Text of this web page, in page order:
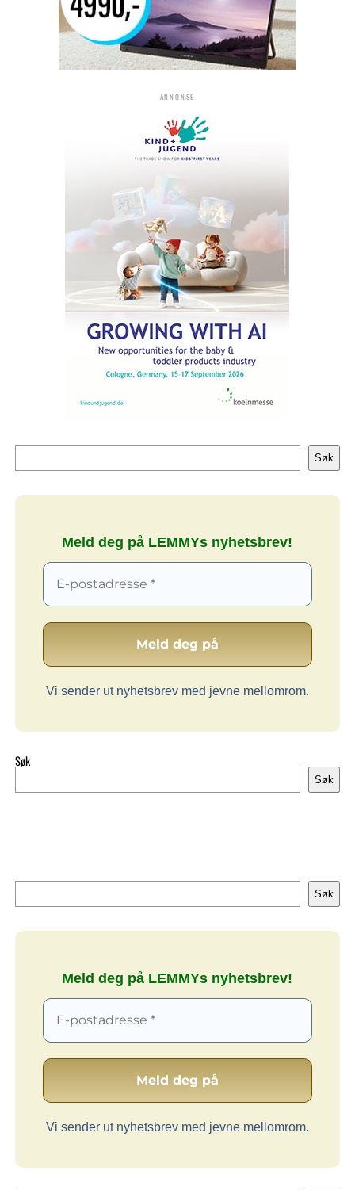
ANNONSE
Søk
Søk
Meld deg på LEMMYs nyhetsbrev!
Vi sender ut nyhetsbrev med jevne mellomrom.
Søk
Søk
Søk
Søk
Meld deg på LEMMYs nyhetsbrev!
Vi sender ut nyhetsbrev med jevne mellomrom.